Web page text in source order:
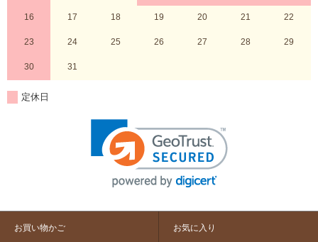
16 17 18 19 20 21 22
23 24 25 26 27 28 29
30 31
定休日
お買い物かご お気に入り